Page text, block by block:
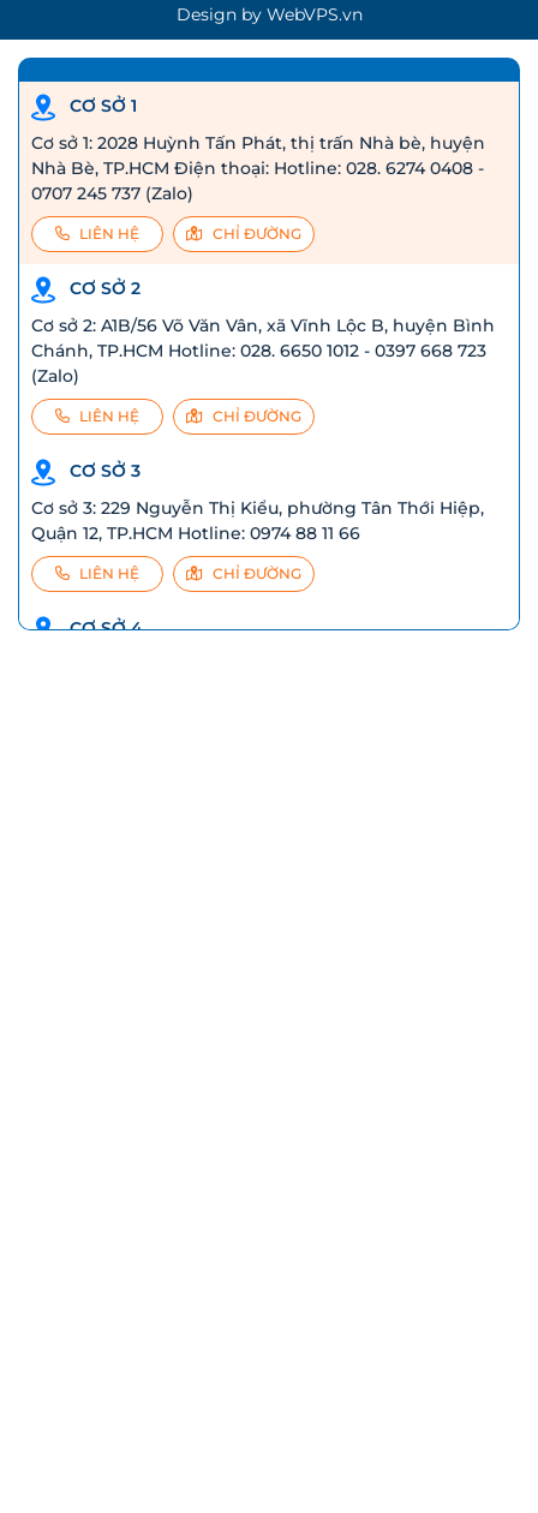
Design by WebVPS.vn
CƠ SỞ 1
Cơ sở 1: 2028 Huỳnh Tấn Phát, thị trấn Nhà bè, huyện
Nhà Bè, TP.HCM Điện thoại: Hotline: 028. 6274 0408 -
0707 245 737 (Zalo)
LIÊN HỆ CHỈ ĐƯỜNG
CƠ SỞ 2
Cơ sở 2: A1B/56 Võ Văn Vân, xã Vĩnh Lộc B, huyện Bình
Chánh, TP.HCM Hotline: 028. 6650 1012 - 0397 668 723
(Zalo)
LIÊN HỆ CHỈ ĐƯỜNG
CƠ SỞ 3
Cơ sở 3: 229 Nguyễn Thị Kiểu, phường Tân Thới Hiệp,
Quận 12, TP.HCM Hotline: 0974 88 11 66
LIÊN HỆ CHỈ ĐƯỜNG
CƠ SỞ 4